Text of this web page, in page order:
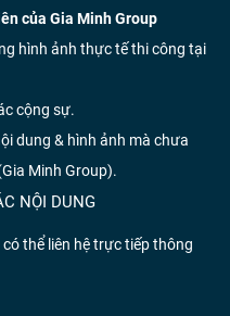
của Gia Minh Group
hình ảnh thực tế thi công tại
cộng sự.
dung & hình ảnh mà chưa
Minh Group).
NỘI DUNG
thể liên hệ trực tiếp thông